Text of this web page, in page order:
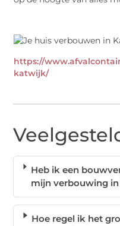
https://
katwijk/
Heb ik een
mijn verbouwing
Hoe regel ik het